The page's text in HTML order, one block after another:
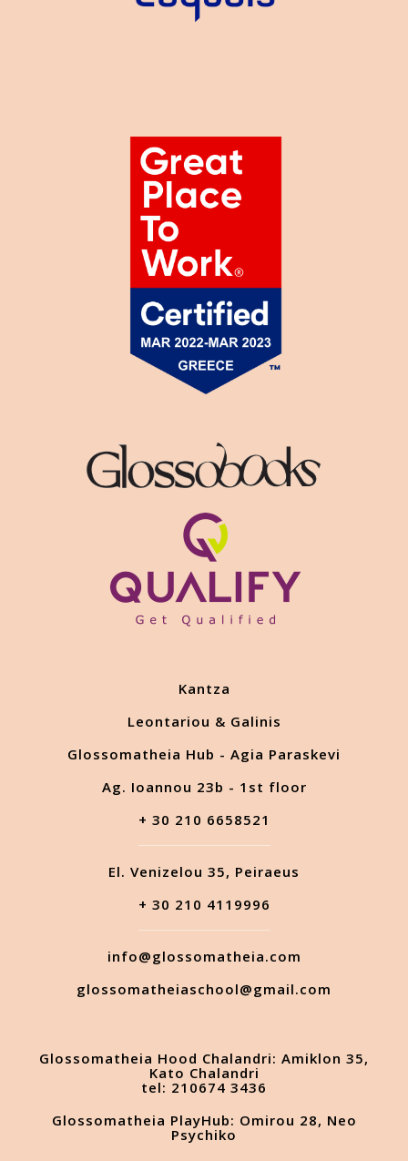
Kantza
Leontariou & Galinis
Glossomatheia Hub - Agia Paraskevi
Ag. Ioannou 23b - 1st floor
+ 30 210 6658521
El. Venizelou 35, Peiraeus
+ 30 210 4119996
info@glossomatheia.com
glossomatheiaschool@gmail.com
Glossomatheia Hood Chalandri: Amiklon 35,
Kato Chalandri
tel: 210674 3436
Glossomatheia PlayHub: Omirou 28, Neo
Psychiko